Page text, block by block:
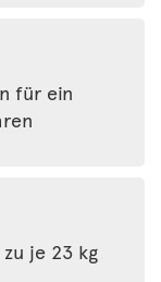
für ein
je 23 kg